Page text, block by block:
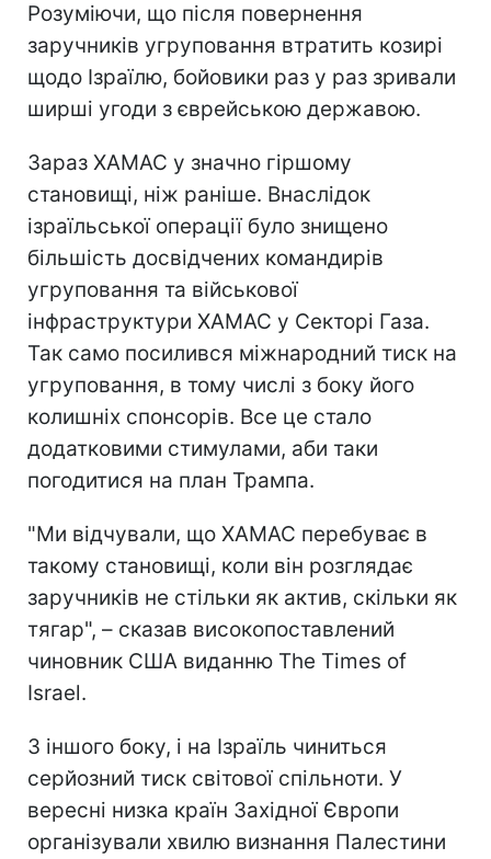
Розуміючи, що після повернення
заручників угруповання втратить козирі
щодо Ізраїлю, бойовики раз у раз зривали
ширші угоди з єврейською державою.
Зараз ХАМАС у значно гіршому
становищі, ніж раніше. Внаслідок
ізраїльської операції було знищено
більшість досвідчених командирів
угруповання та військової
інфраструктури ХАМАС у Секторі Газа.
Так само посилився міжнародний тиск на
угруповання, в тому числі з боку його
колишніх спонсорів. Все це стало
додатковими стимулами, аби таки
погодитися на план Трампа.
"Ми відчували, що ХАМАС перебуває в
такому становищі, коли він розглядає
заручників не стільки як актив, скільки як
тягар", – сказав високопоставлений
чиновник США виданню The Times of
Israel.
З іншого боку, і на Ізраїль чиниться
серйозний тиск світової спільноти. У
вересні низка країн Західної Європи
організували хвилю визнання Палестини